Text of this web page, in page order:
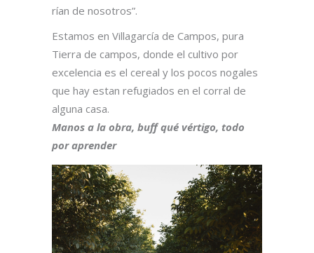
rían de nosotros”.
Estamos en Villagarcía de Campos, pura
Tierra de campos, donde el cultivo por
excelencia es el cereal y los pocos nogales
que hay estan refugiados en el corral de
alguna casa.
Manos a la obra, buff qué vértigo, todo
por aprender